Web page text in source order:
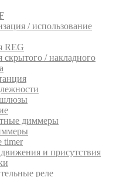
/ использование
REG
скрытого / накладного
диммеры
timer
и присутствия
реле